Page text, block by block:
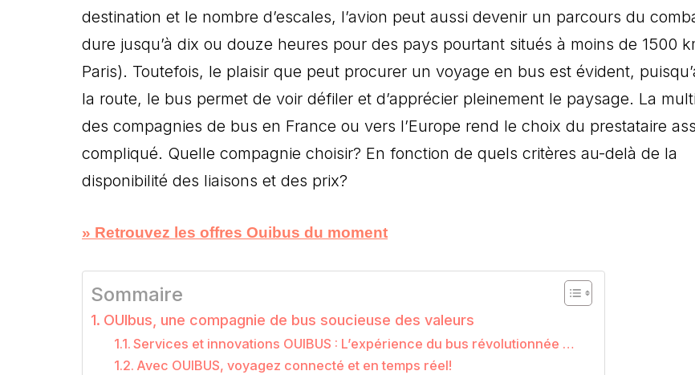
destination et le nombre d’escales, l’avion peut aussi devenir un parcours du
dure jusqu’à dix ou douze heures pour des pays pourtant situés à moins de 1500
Paris). Toutefois, le plaisir que peut procurer un voyage en bus est évident,
la route, le bus permet de voir défiler et d’apprécier pleinement le paysage. La
des compagnies de bus en France ou vers l’Europe rend le choix du prestataire
compliqué. Quelle compagnie choisir? En fonction de quels critères au-delà de la
disponibilité des liaisons et des prix?
» Retrouvez les offres Ouibus du moment
Sommaire
OUIbus, une compagnie de bus soucieuse des valeurs
Services et innovations OUIBUS : L’expérience du bus révolutionnée …
Avec OUIBUS, voyagez connecté et en temps réel!